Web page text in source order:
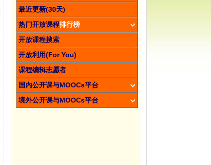
最近更新(30天)
热门开放课程排行榜
开放课程搜索
开放利用(For You)
课程编辑志愿者
国内公开课与MOOCs平台
境外公开课与MOOCs平台